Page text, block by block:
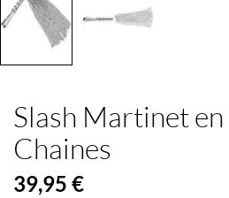
Slash Martinet
Chaines
39,95 €